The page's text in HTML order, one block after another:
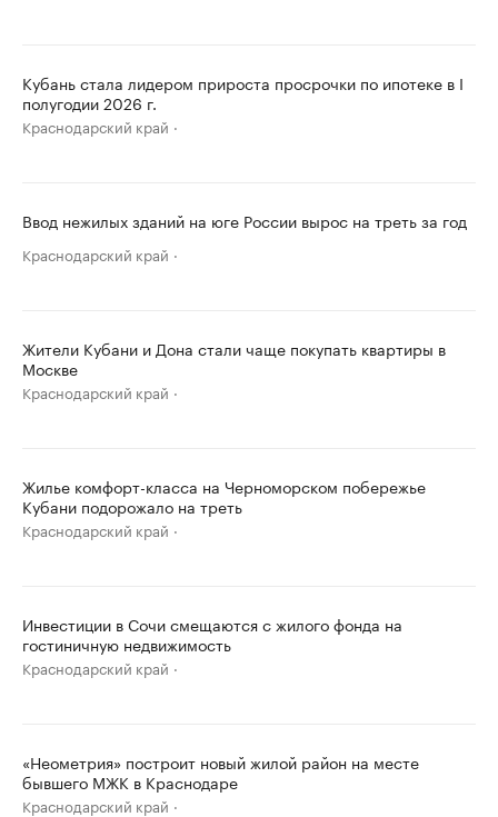
Кубань стала лидером прироста просрочки по ипотеке в I
полугодии 2026 г.
Краснодарский край
Ввод нежилых зданий на юге России вырос на треть за год
Краснодарский край
Жители Кубани и Дона стали чаще покупать квартиры в
Москве
Краснодарский край
Жилье комфорт-класса на Черноморском побережье
Кубани подорожало на треть
Краснодарский край
Инвестиции в Сочи смещаются с жилого фонда на
гостиничную недвижимость
Краснодарский край
«Неометрия» построит новый жилой район на месте
бывшего МЖК в Краснодаре
Краснодарский край